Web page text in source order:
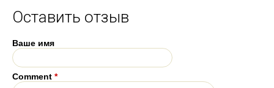
Оставить отзыв
Ваше имя
Comment *